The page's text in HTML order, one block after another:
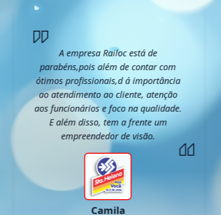
A empresa Railoc está de
parabéns,pois além de contar com
ótimos profissionais,d á importância
ao atendimento ao cliente, atenção
aos funcionários e foco na qualidade.
E além disso, tem a frente um
empreendedor de visão.
Camila